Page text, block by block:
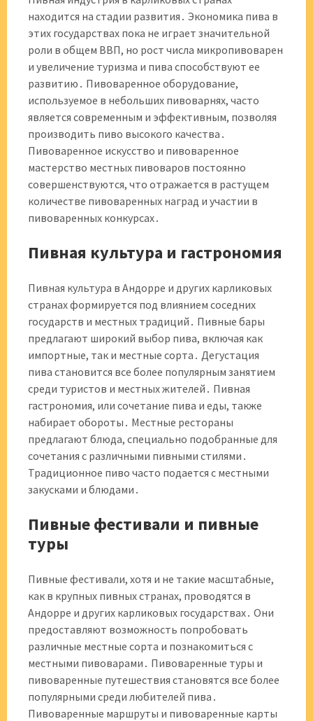
находится на стадии развития․ Экономика пива в
этих государствах пока не играет значительной
роли в общем ВВП, но рост числа микропивоварен
и увеличение туризма и пива способствуют ее
развитию․ Пивоваренное оборудование,
используемое в небольших пивоварнях, часто
является современным и эффективным, позволяя
производить пиво высокого качества․
Пивоваренное искусство и пивоваренное
мастерство местных пивоваров постоянно
совершенствуются, что отражается в растущем
количестве пивоваренных наград и участии в
пивоваренных конкурсах․
Пивная культура и гастрономия
Пивная культура в Андорре и других карликовых
странах формируется под влиянием соседних
государств и местных традиций․ Пивные бары
предлагают широкий выбор пива, включая как
импортные, так и местные сорта․ Дегустация
пива становится все более популярным занятием
среди туристов и местных жителей․ Пивная
гастрономия, или сочетание пива и еды, также
набирает обороты․ Местные рестораны
предлагают блюда, специально подобранные для
сочетания с различными пивными стилями․
Традиционное пиво часто подается с местными
закусками и блюдами․
Пивные фестивали и пивные
туры
Пивные фестивали, хотя и не такие масштабные,
как в крупных пивных странах, проводятся в
Андорре и других карликовых государствах․ Они
предоставляют возможность попробовать
различные местные сорта и познакомиться с
местными пивоварами․ Пивоваренные туры и
пивоваренные путешествия становятся все более
популярными среди любителей пива․
Пивоваренные маршруты и пивоваренные карты